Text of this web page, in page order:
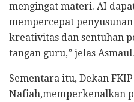
mengingat materi. AI
mempercepat
kreativitas dan sentuhan
tangan guru,” jelas Asmaul.
Sementara itu, Dekan
Nafiah,memperkenalkan